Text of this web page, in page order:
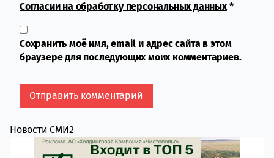
Согласии на обработку персональных данных*
Сохранить моё имя, email и адрес сайта в этом
браузере для последующих моих комментариев.
Новости СМИ2